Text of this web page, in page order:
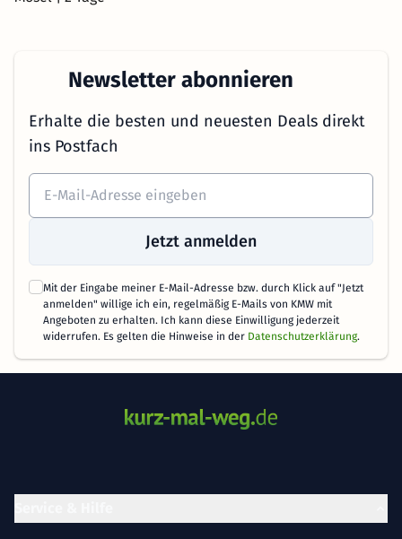
Newsletter abonnieren
Erhalte die besten und neuesten Deals direkt
ins Postfach
Jetzt anmelden
Mit der Eingabe meiner E-Mail-Adresse bzw. durch Klick auf "Jetzt
anmelden" willige ich ein, regelmäßig E-Mails von KMW mit
Angeboten zu erhalten. Ich kann diese Einwilligung jederzeit
widerrufen. Es gelten die Hinweise in der Datenschutzerklärung.